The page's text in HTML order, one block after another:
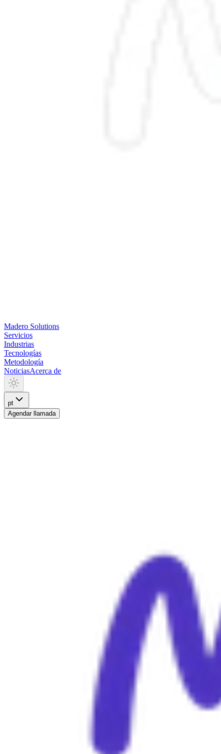
Madero Solutions
Servicios
Industrias
Tecnologías
Metodología
NoticiasAcerca de
pt
Agendar llamada